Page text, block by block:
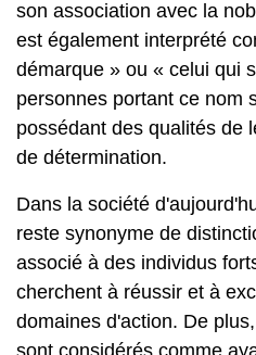
son association avec la
est également interprété
démarque » ou « celui qui
personnes portant ce nom
possédant des qualités de
de détermination.
Dans la société
reste synonyme de
associé à des individus
cherchent à réussir et à
domaines d'action. De
sont considérés comme